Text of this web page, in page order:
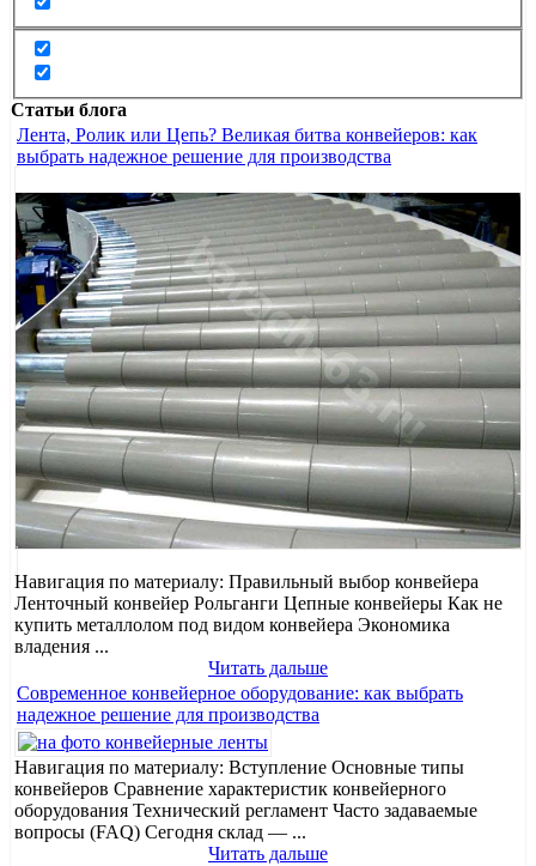
Статьи блога
Лента, Ролик или Цепь? Великая битва конвейеров: как
выбрать надежное решение для производства
Навигация по материалу: Правильный выбор конвейера
Ленточный конвейер Рольганги Цепные конвейеры Как не
купить металлолом под видом конвейера Экономика
владения ...
Читать дальше
Современное конвейерное оборудование: как выбрать
надежное решение для производства
Навигация по материалу: Вступление Основные типы
конвейеров Сравнение характеристик конвейерного
оборудования Технический регламент Часто задаваемые
вопросы (FAQ) Сегодня склад — ...
Читать дальше